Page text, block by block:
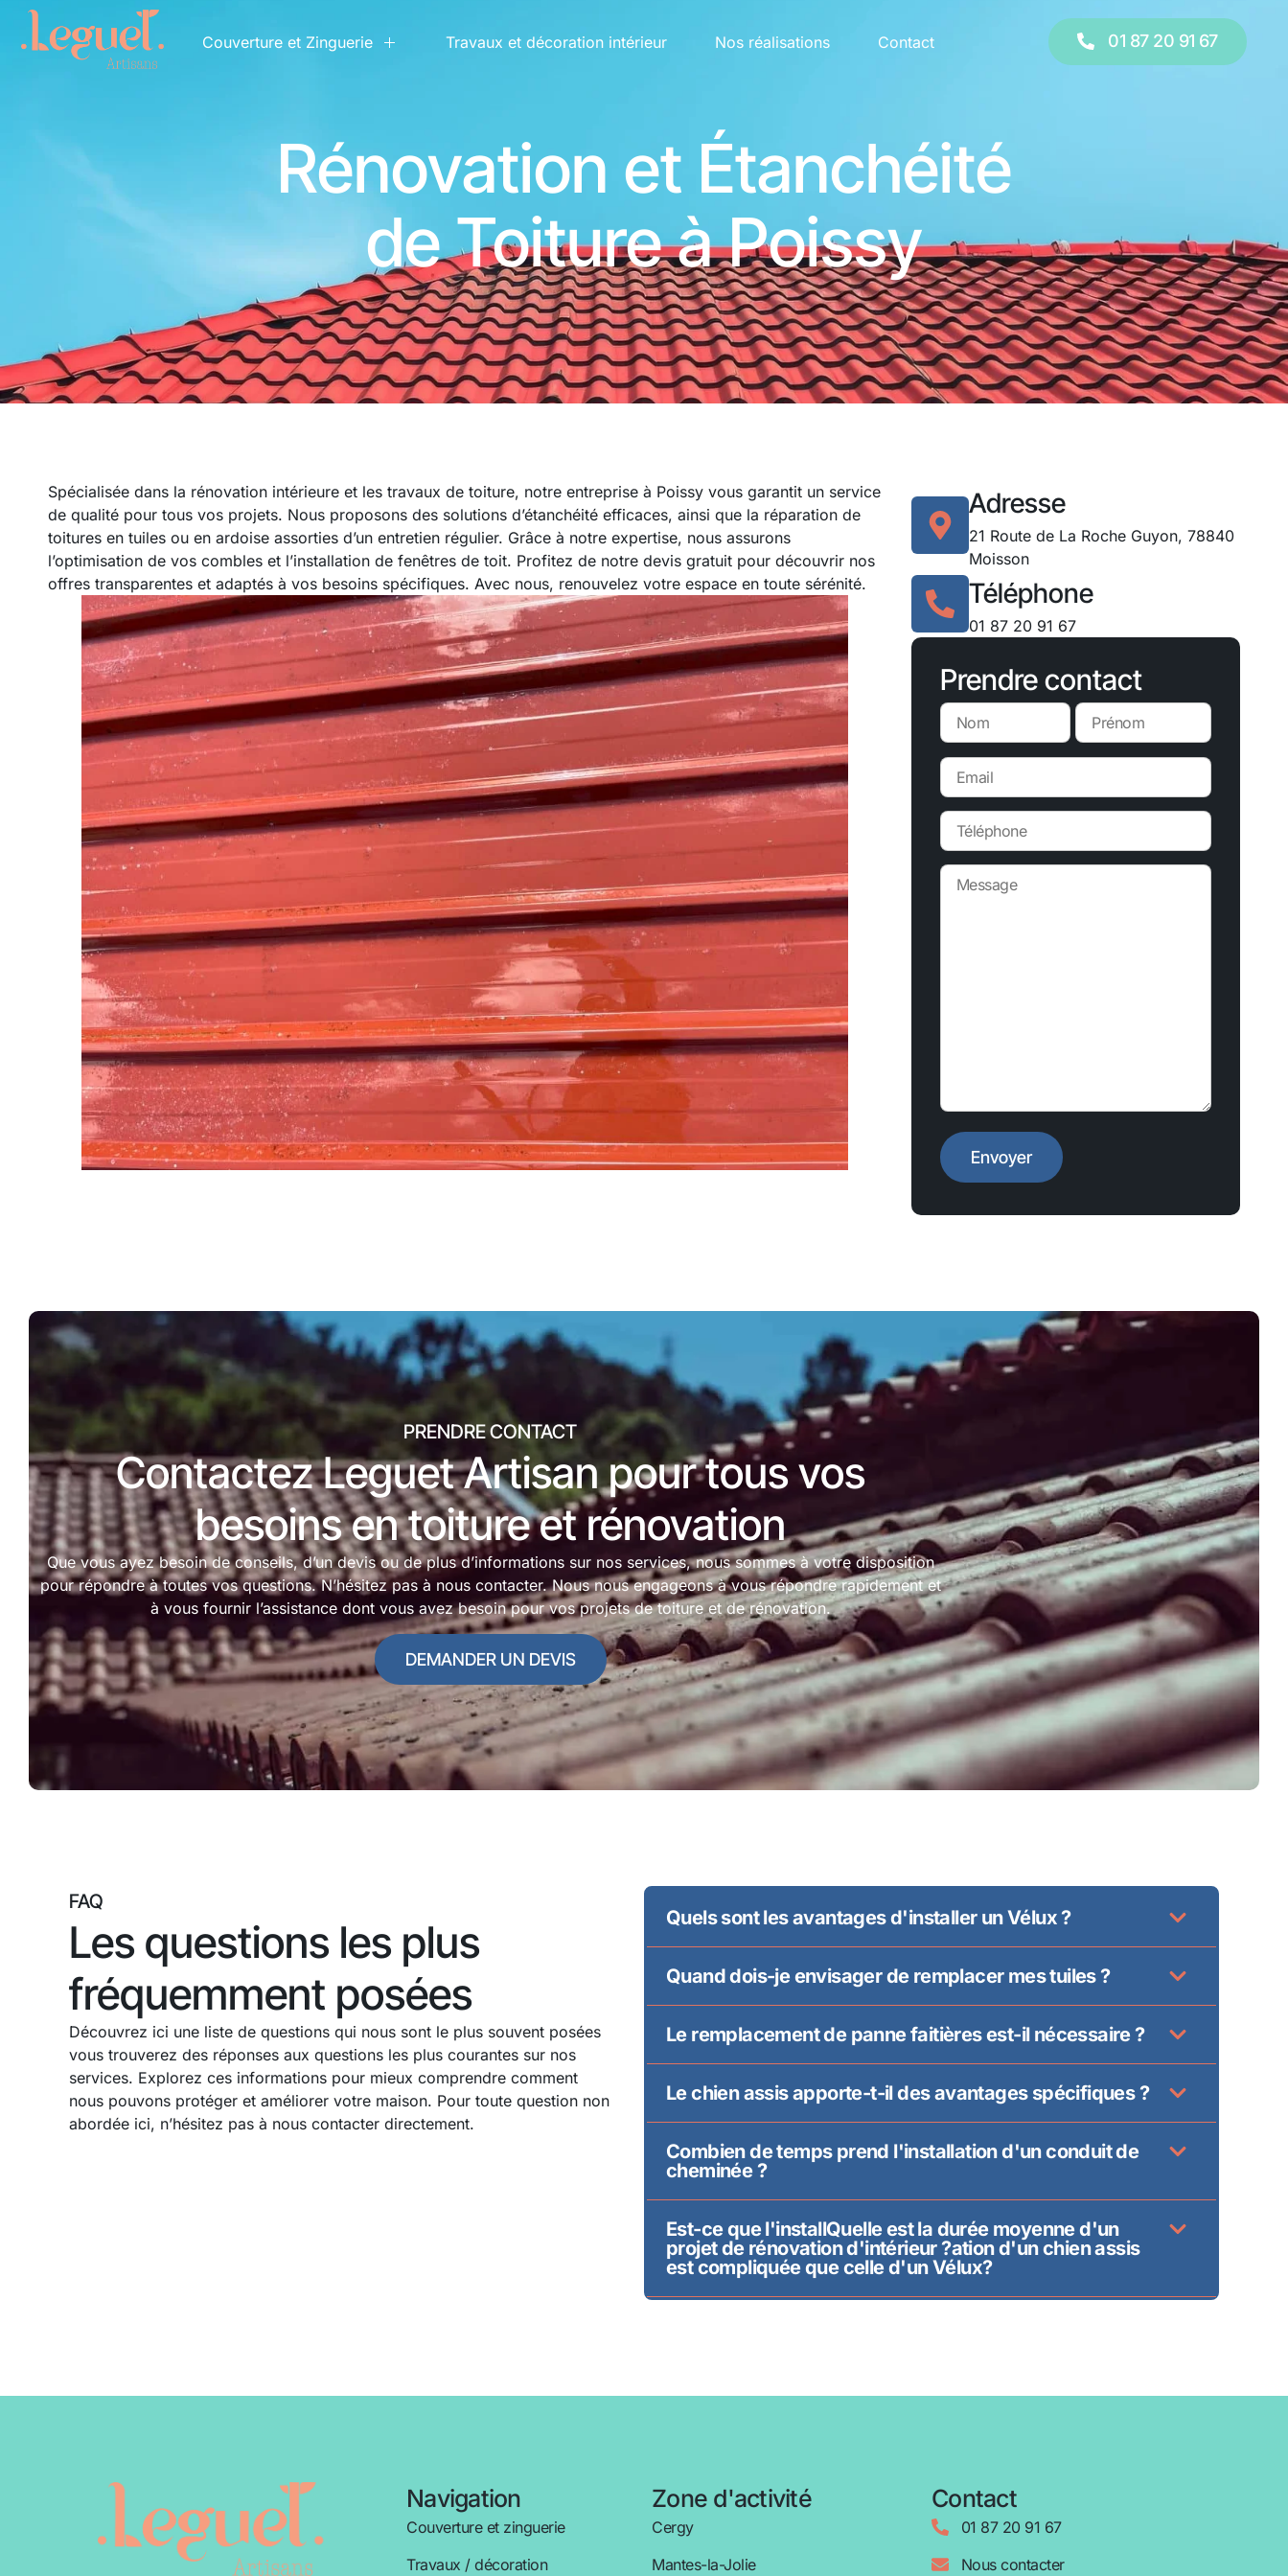
Couverture et Zinguerie Travaux et décoration intérieur Nos réalisations Contact 01 87 20 91 67
Rénovation et Étanchéité
de Toiture à Poissy
Spécialisée dans la rénovation intérieure et les travaux de toiture, notre entreprise à Poissy vous garantit un service
de qualité pour tous vos projets. Nous proposons des solutions d’étanchéité efficaces, ainsi que la réparation de
toitures en tuiles ou en ardoise assorties d’un entretien régulier. Grâce à notre expertise, nous assurons
l’optimisation de vos combles et l’installation de fenêtres de toit. Profitez de notre devis gratuit pour découvrir nos
offres transparentes et adaptés à vos besoins spécifiques. Avec nous, renouvelez votre espace en toute sérénité.
Adresse
21 Route de La Roche Guyon, 78840
Moisson
Téléphone
01 87 20 91 67
Prendre contact
PRENDRE CONTACT
Contactez Leguet Artisan pour tous vos
besoins en toiture et rénovation
Que vous ayez besoin de conseils, d’un devis ou de plus d’informations sur nos services, nous sommes à votre disposition
pour répondre à toutes vos questions. N’hésitez pas à nous contacter. Nous nous engageons à vous répondre rapidement et
à vous fournir l’assistance dont vous avez besoin pour vos projets de toiture et de rénovation.
DEMANDER UN DEVIS
FAQ
Les questions les plus
fréquemment posées
Découvrez ici une liste de questions qui nous sont le plus souvent posées
vous trouverez des réponses aux questions les plus courantes sur nos
services. Explorez ces informations pour mieux comprendre comment
nous pouvons protéger et améliorer votre maison. Pour toute question non
abordée ici, n’hésitez pas à nous contacter directement.
Quels sont les avantages d'installer un Vélux ?
Quand dois-je envisager de remplacer mes tuiles ?
Le remplacement de panne faitières est-il nécessaire ?
Le chien assis apporte-t-il des avantages spécifiques ?
Combien de temps prend l'installation d'un conduit de
cheminée ?
Est-ce que l'installQuelle est la durée moyenne d'un
projet de rénovation d'intérieur ?ation d'un chien assis
est compliquée que celle d'un Vélux?
Navigation
Couverture et zinguerie
Travaux / décoration
Zone d'activité
Cergy
Mantes-la-Jolie
Contact
01 87 20 91 67
Nous contacter